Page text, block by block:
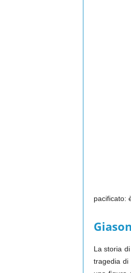
pacificato:
La storia
tragedia di